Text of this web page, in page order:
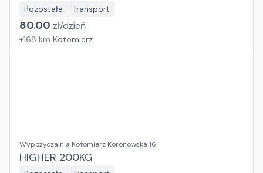
Pozostałe - Transport
80.00 zł/dzień
+168 km Kotomierz
Wypożyczalnia Kotomierz Koronowska 16
HIGHER 200KG